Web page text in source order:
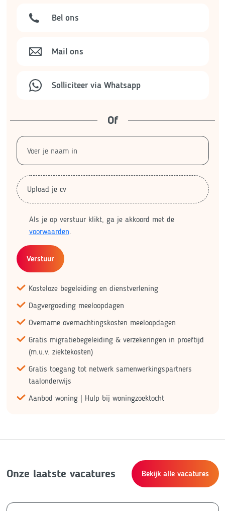
Bel ons
Mail ons
Solliciteer via Whatsapp
Of
Upload je cv
Als je op verstuur klikt, ga je akkoord met de
voorwaarden.
Verstuur
Kosteloze begeleiding en dienstverlening
Dagvergoeding meeloopdagen
Overname overnachtingskosten meeloopdagen
Gratis migratiebegeleiding & verzekeringen in proeftijd
(m.u.v. ziektekosten)
Gratis toegang tot netwerk samenwerkingspartners
taalonderwijs
Aanbod woning | Hulp bij woningzoektocht
Onze laatste vacatures Bekijk alle vacatures